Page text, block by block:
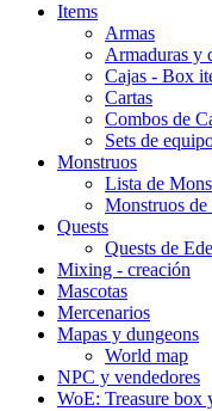
Items
Armas
Armaduras y
Cajas - Box
Cartas
Combos de
Sets de
Monstruos
Lista de
Monstruos
Quests
Quests de
Mixing - creación
Mascotas
Mercenarios
Mapas y dungeons
World map
NPC y vendedores
WoE: Treasure box